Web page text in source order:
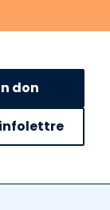
don